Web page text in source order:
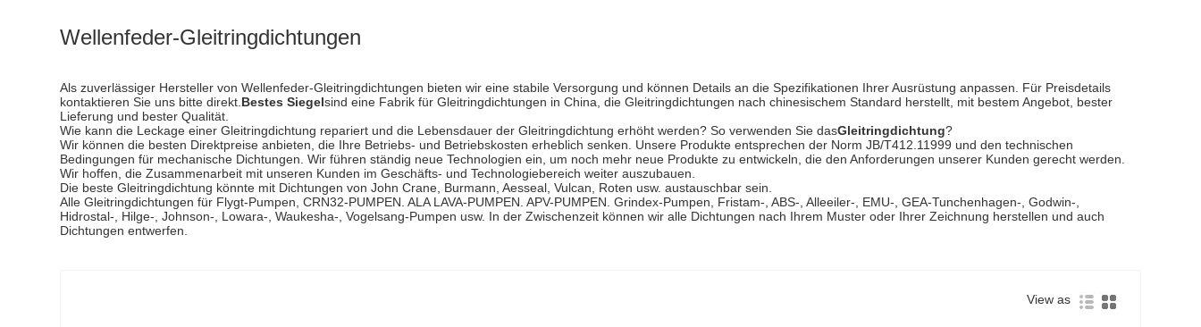
Wellenfeder-Gleitringdichtungen
Als zuverlässiger Hersteller von Wellenfeder-Gleitringdichtungen bieten wir eine stabile Versorgung und können Details an die Spezifikationen Ihrer Ausrüstung anpassen. Für Preisdetails
kontaktieren Sie uns bitte direkt. Bestes Siegelsind eine Fabrik für Gleitringdichtungen in China, die Gleitringdichtungen nach chinesischem Standard herstellt, mit bestem Angebot, bester
Lieferung und bester Qualität.
Wie kann die Leckage einer Gleitringdichtung repariert und die Lebensdauer der Gleitringdichtung erhöht werden? So verwenden Sie dasGleitringdichtung?
Wir können die besten Direktpreise anbieten, die Ihre Betriebs- und Betriebskosten erheblich senken. Unsere Produkte entsprechen der Norm JB/T412.11999 und den technischen
Bedingungen für mechanische Dichtungen. Wir führen ständig neue Technologien ein, um noch mehr neue Produkte zu entwickeln, die den Anforderungen unserer Kunden gerecht werden.
Wir hoffen, die Zusammenarbeit mit unseren Kunden im Geschäfts- und Technologiebereich weiter auszubauen.
Die beste Gleitringdichtung könnte mit Dichtungen von John Crane, Burmann, Aesseal, Vulcan, Roten usw. austauschbar sein.
Alle Gleitringdichtungen für Flygt-Pumpen, CRN32-PUMPEN. ALA LAVA-PUMPEN. APV-PUMPEN. Grindex-Pumpen, Fristam-, ABS-, Alleeiler-, EMU-, GEA-Tunchenhagen-, Godwin-,
Hidrostal-, Hilge-, Johnson-, Lowara-, Waukesha-, Vogelsang-Pumpen usw. In der Zwischenzeit können wir alle Dichtungen nach Ihrem Muster oder Ihrer Zeichnung herstellen und auch
Dichtungen entwerfen.
View as